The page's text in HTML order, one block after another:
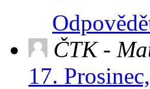
ČTK -
17.